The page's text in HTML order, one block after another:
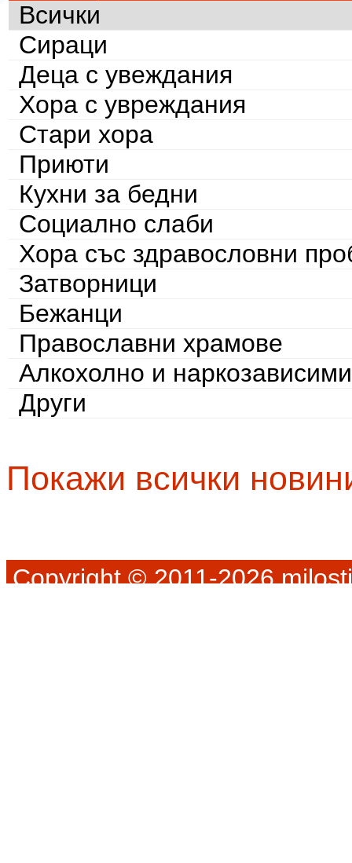
Всички
Сираци
Деца с увеждания
Хора с увреждания
Стари хора
Приюти
Кухни за бедни
Социално слаби
Хора със здравословни
Затворници
Бежанци
Православни храмове
Алкохолно и наркозависими
Други
Покажи всички
Copyright © 2011-2026